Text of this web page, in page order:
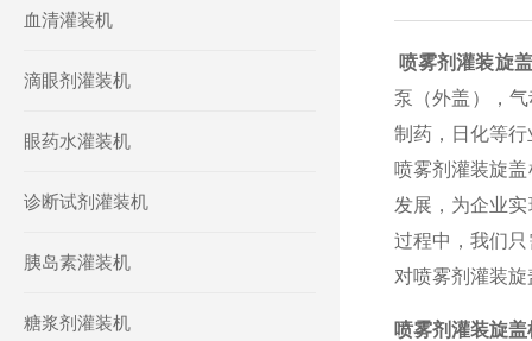
血清灌装机
滴眼剂灌装机
眼药水灌装机
诊断试剂灌装机
胰岛素灌装机
糖浆剂灌装机
喷雾剂灌装旋
泵（外盖），
制药，日化等
喷雾剂灌装旋
发展，为企业
过程中，我们
对喷雾剂灌装
喷雾剂灌装旋盖